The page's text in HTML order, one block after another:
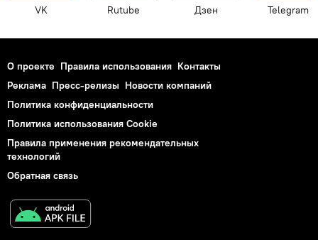
VK Rutube Дзен Telegram
О проекте Правила использования Контакты
Реклама Пресс-релизы Новости компаний
Политика конфиденциальности
Политика использования Cookie
Правила применения рекомендательных
технологий
Обратная связь